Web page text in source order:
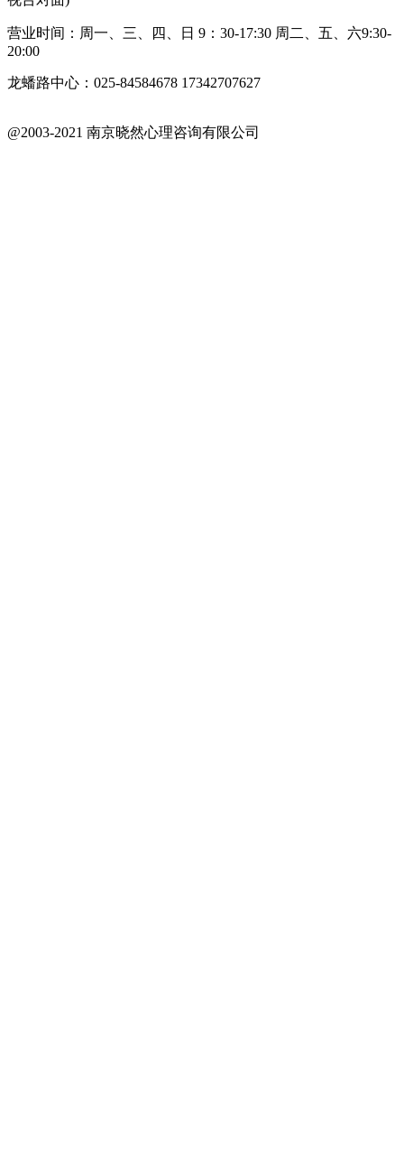
营业时间：周一、三、四、日 9：30-17:30 周二、五、六9:30-
20:00
龙蟠路中心：025-84584678 17342707627
@2003-2021 南京晓然心理咨询有限公司